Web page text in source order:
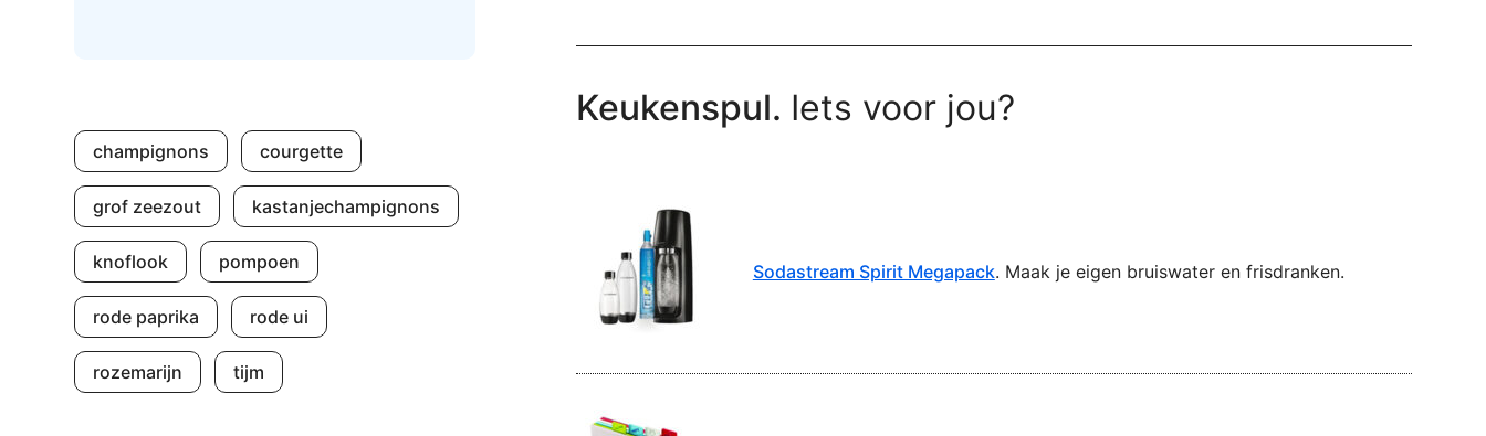
champignons courgette
grof zeezout kastanjechampignons
knoflook pompoen
rode paprika rode ui
rozemarijn tijm
Keukenspul. Iets voor jou?
Sodastream Spirit Megapack. Maak je eigen bruiswater en frisdranken.